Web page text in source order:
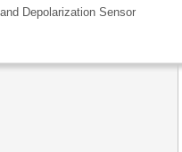
Depolarization Sensor